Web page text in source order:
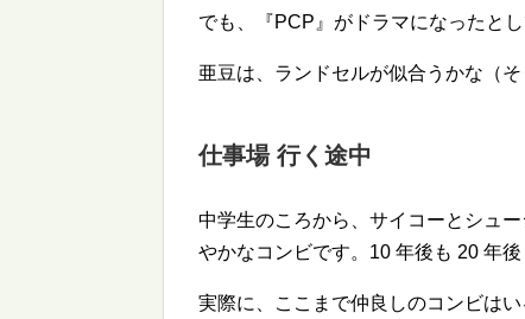
でも、『PCP』がドラマになったとし
亜豆は、ランドセルが似合うかな（そ
仕事場 行く途中
中学生のころから、サイコーとシュ
やかなコンビです。10 年後も 20 年
実際に、ここまで仲良しのコンビは